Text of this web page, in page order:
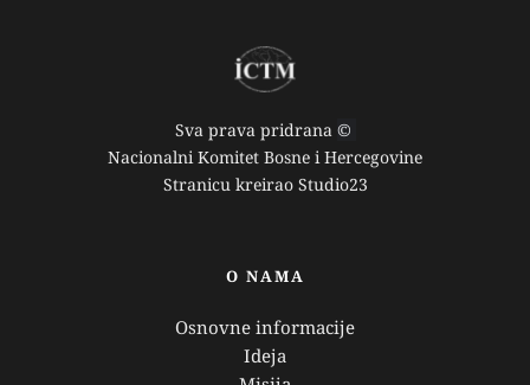
Sva prava pridrana ©
Nacionalni Komitet Bosne i Hercegovine
Stranicu kreirao Studio23
O NAMA
Osnovne informacije
Ideja